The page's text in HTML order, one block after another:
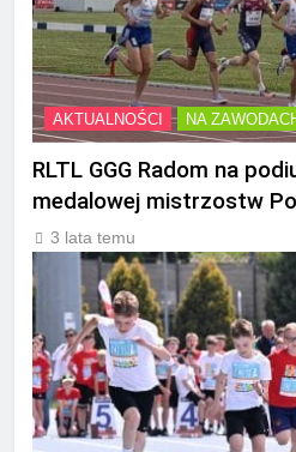
AKTUALNOŚCI NA
RLTL GGG Radom na
medalowej mistrzostw
3 lata temu